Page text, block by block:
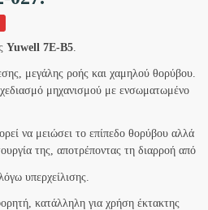
Yuwell 7E-B5.
μεγάλης ροής και χαμηλού θορύβου.
μηχανισμού με ενσωματωμένο
να μειώσει το επίπεδο θορύβου αλλά
της, αποτρέποντας τη διαρροή από
υπερχείλισης.
κατάλληλη για χρήση έκτακτης